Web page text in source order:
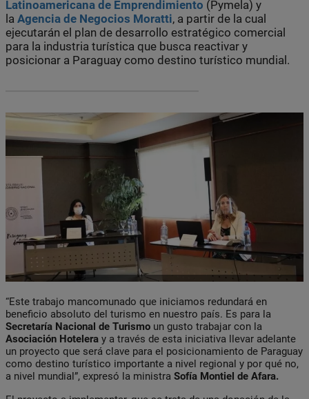
Latinoamericana de Emprendimiento (Pymela) y
la Agencia de Negocios Moratti, a partir de la cual
ejecutarán el plan de desarrollo estratégico comercial
para la industria turística que busca reactivar y
posicionar a Paraguay como destino turístico mundial.
“Este trabajo mancomunado que iniciamos redundará en
beneficio absoluto del turismo en nuestro país. Es para la
Secretaría Nacional de Turismo un gusto trabajar con la
Asociación Hotelera y a través de esta iniciativa llevar adelante
un proyecto que será clave para el posicionamiento de Paraguay
como destino turístico importante a nivel regional y por qué no,
a nivel mundial”, expresó la ministra Sofía Montiel de Afara.